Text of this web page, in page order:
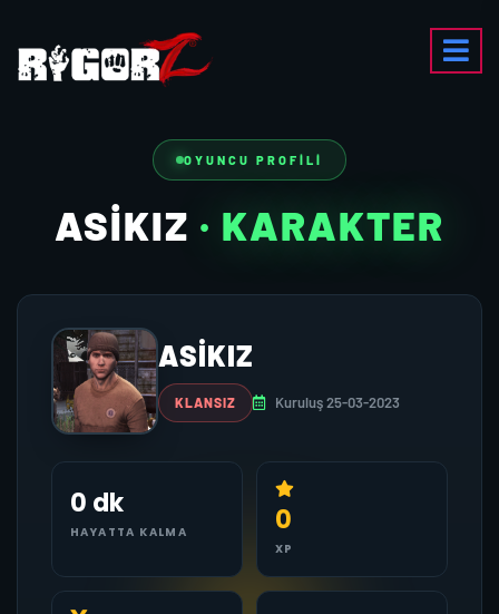
OYUNCU PROFILI
ASİKIZ · KARAKTER
ASİKIZ
KLANSIZ Kuruluş 25-03-2023
0 dk
HAYATTA KALMA 0
XP